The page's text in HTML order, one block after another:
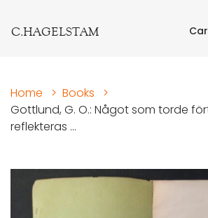
C.HAGELSTAM
Home > Books
>
Gottlund, G. O.: Något som torde
reflekteras ...